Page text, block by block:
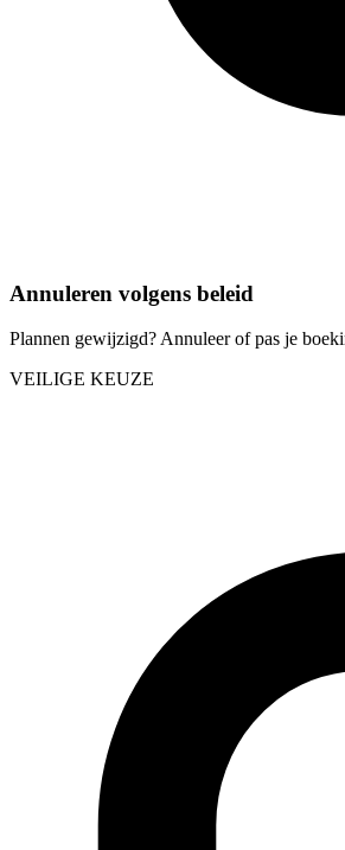
Annuleren volgens beleid
Plannen gewijzigd? Annuleer of pas je
VEILIGE KEUZE